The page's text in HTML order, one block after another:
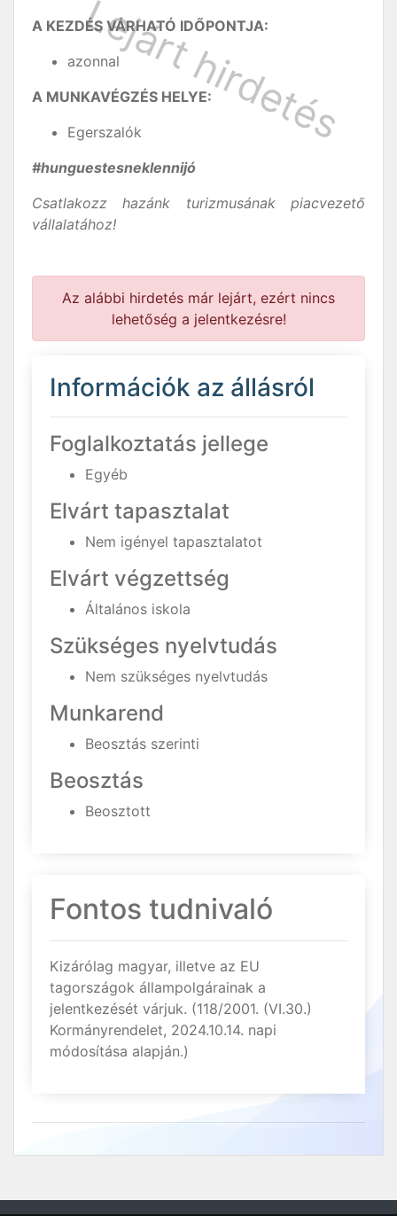
A KEZDÉS VÁRHATÓ IDŐPONTJA:
azonnal
A MUNKAVÉGZÉS HELYE:
Egerszalók
#hunguestesneklennijó
Csatlakozz hazánk turizmusának piacvezető
vállalatához!
Az alábbi hirdetés már lejárt, ezért nincs
lehetőség a jelentkezésre!
Információk az állásról
Foglalkoztatás jellege
Egyéb
Elvárt tapasztalat
Nem igényel tapasztalatot
Elvárt végzettség
Általános iskola
Szükséges nyelvtudás
Nem szükséges nyelvtudás
Munkarend
Beosztás szerinti
Beosztás
Beosztott
Fontos tudnivaló
Kizárólag magyar, illetve az EU
tagországok állampolgárainak a
jelentkezését várjuk. (118/2001. (VI.30.)
Kormányrendelet, 2024.10.14. napi
módosítása alapján.)